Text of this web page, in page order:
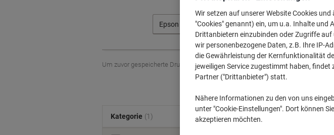
Epson L
Um zuvor gespeicherte Drucker und / oder zuvor erworbene Patronen
Epson L 455
Sortieren nach:
Kategorie (1)
Wir setzen auf unserer Website Cookies
"Cookies" genannt) ein, um u.a. Inhalte und
Drittanbietern einzubinden oder Zugriffe
wir personenbezogene Daten, z.B. Ihre IP-
die Gewährleistung der Kernfunktionalität
jeweiligen Service zugestimmt haben,
Partner ("Drittanbieter") statt.
Nähere Informationen zu den von uns
unter "Cookie-Einstellungen". Dort können
akzeptieren möchten.